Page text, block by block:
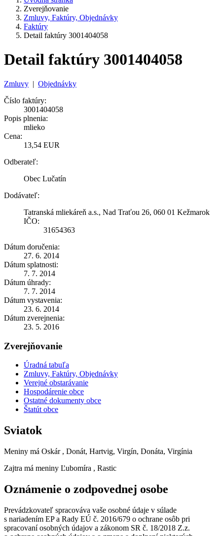
Zverejňovanie
Zmluvy, Faktúry, Objednávky
Faktúry
Detail faktúry 3001404058
Detail faktúry 3001404058
Zmluvy | Objednávky
Číslo faktúry:
3001404058
Popis plnenia:
mlieko
Cena:
13,54 EUR
Odberateľ:
Obec Lučatín
Dodávateľ:
Tatranská mliekáreň a.s., Nad Traťou 26, 060 01 Kežmarok
IČO:
31654363
Dátum doručenia:
27. 6. 2014
Dátum splatnosti:
7. 7. 2014
Dátum úhrady:
7. 7. 2014
Dátum vystavenia:
23. 6. 2014
Dátum zverejnenia:
23. 5. 2016
Zverejňovanie
Úradná tabuľa
Zmluvy, Faktúry, Objednávky
Verejné obstarávanie
Hospodárenie obce
Ostatné dokumenty obce
Štatút obce
Sviatok
Meniny má Oskár , Donát, Hartvig, Virgín, Donáta, Virgínia
Zajtra má meniny Ľubomíra , Rastic
Oznámenie o zodpovednej osobe
Prevádzkovateľ spracováva vaše osobné údaje v súlade
s nariadením EP a Rady EÚ č. 2016/679 o ochrane osôb pri
spracovaní osobných údajov a zákonom SR č. 18/2018 Z.z.